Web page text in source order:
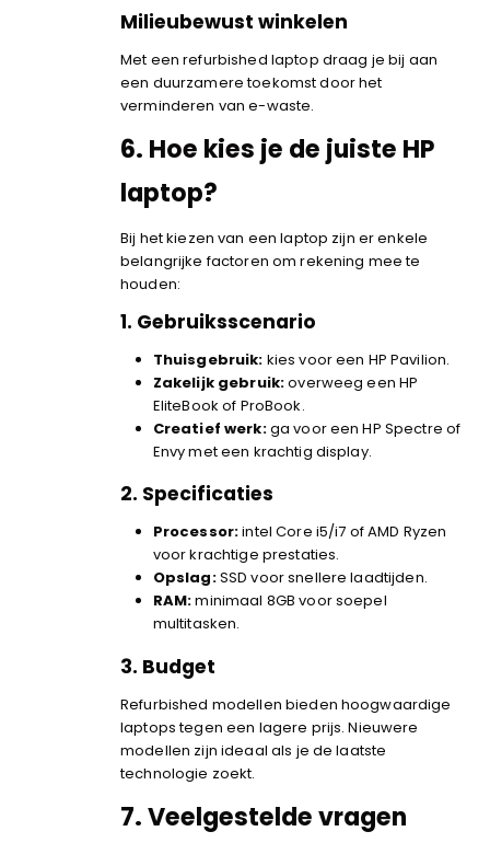
Milieubewust winkelen
Met een refurbished laptop draag je bij aan
een duurzamere toekomst door het
verminderen van e-waste.
6. Hoe kies je de juiste HP
laptop?
Bij het kiezen van een laptop zijn er enkele
belangrijke factoren om rekening mee te
houden:
1. Gebruiksscenario
Thuisgebruik: kies voor een HP Pavilion.
Zakelijk gebruik:overweeg een HP
EliteBook of ProBook.
Creatief werk:ga voor een HP Spectre of
Envy met een krachtig display.
2. Specificaties
Processor:intel Core i5/i7 of AMD Ryzen
voor krachtige prestaties.
Opslag:SSD voor snellere laadtijden.
RAM:minimaal 8GB voor soepel
multitasken.
3. Budget
Refurbished modellen bieden hoogwaardige
laptops tegen een lagere prijs. Nieuwere
modellen zijn ideaal als je de laatste
technologie zoekt.
7.Veelgestelde vragen